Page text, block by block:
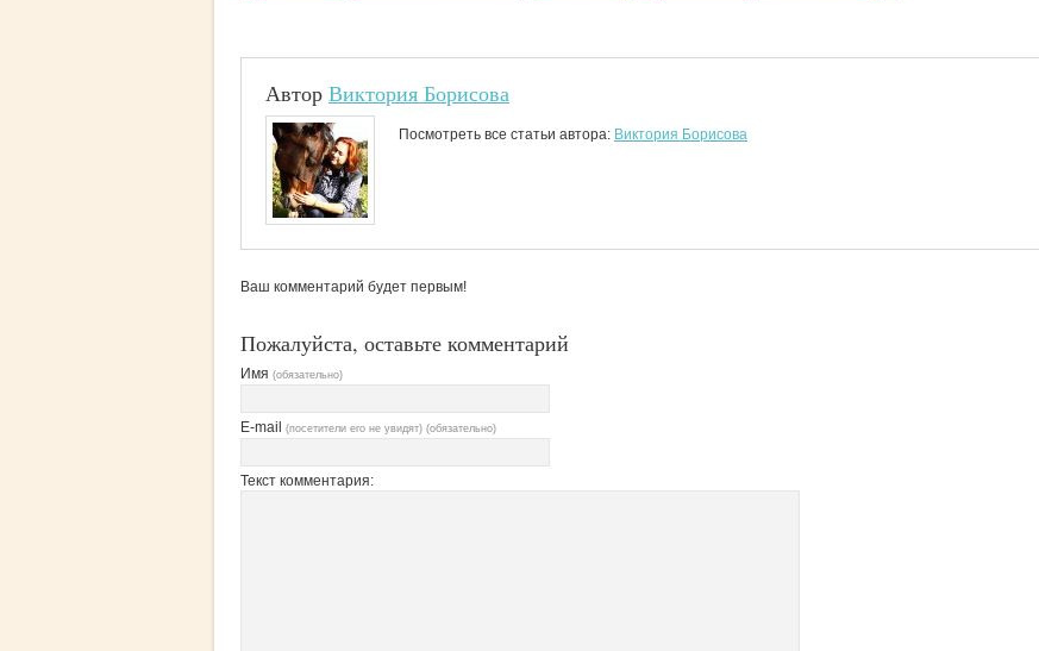
Автор Виктория Борисова
Посмотреть все статьи автора: Виктория Борисова
Ваш комментарий будет первым!
Пожалуйста, оставьте комментарий
Имя (обязательно)
E-mail (посетители его не увидят) (обязательно)
Текст комментария: